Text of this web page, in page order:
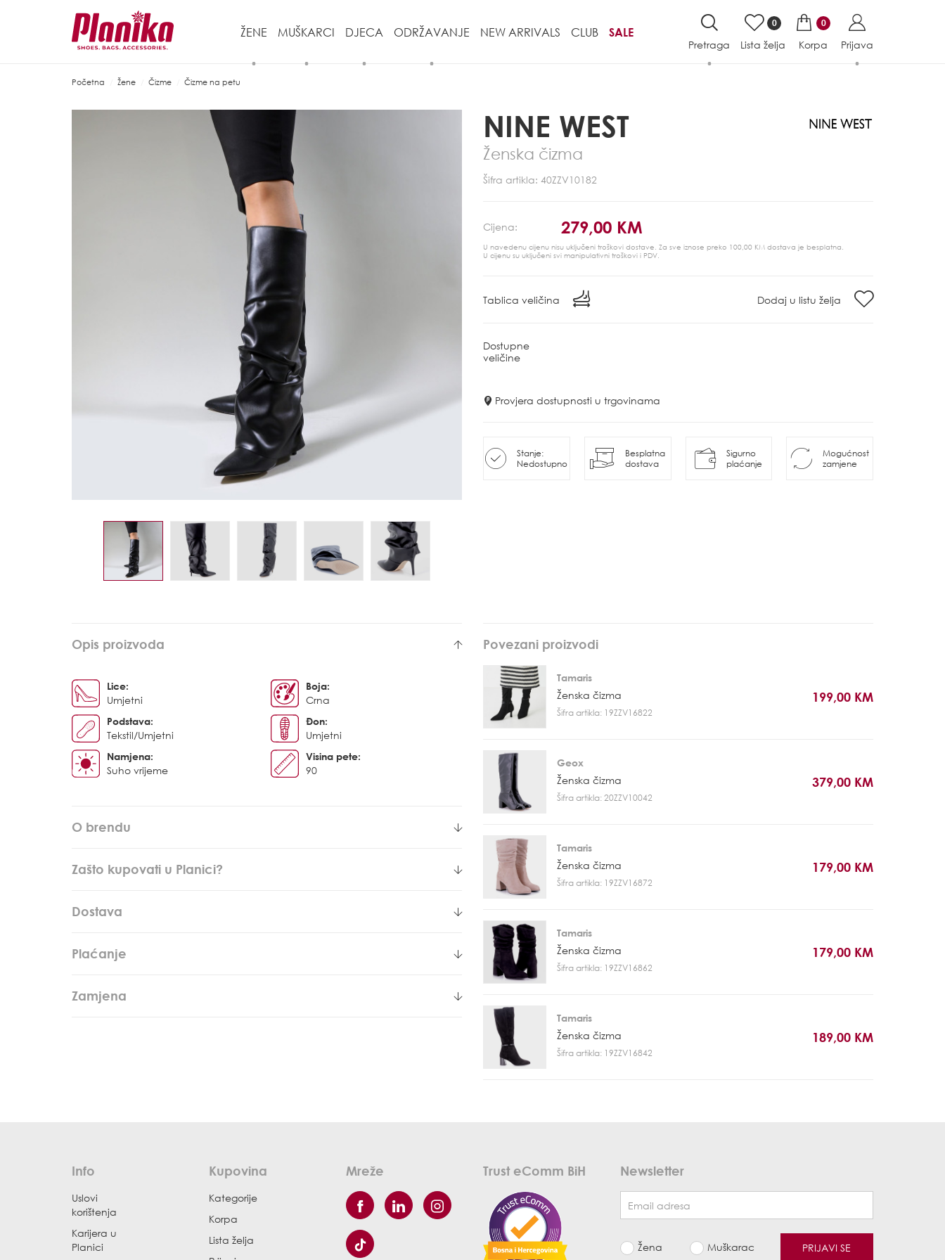
ŽENE MUŠKARCI DJECA ODRŽAVANJE NEW ARRIVALS CLUB SALE
Pretraga
0
Lista želja
0
Korpa Prijava
Početna Žene Čizme Čizme na petu
NINE WEST
Ženska čizma
Šifra artikla: 40ZZV10182
Cijena: 279,00 KM
U navedenu cijenu nisu uključeni troškovi dostave. Za sve iznose preko 100,00 KM dostava je besplatna.
U cijenu su uključeni svi manipulativni troškovi i PDV.
Tablica veličina Dodaj u listu želja
Dostupne
veličine
Provjera dostupnosti u trgovinama
Stanje:
Nedostupno
Besplatna
dostava
Sigurno
plaćanje
Mogućnost
zamjene
Opis proizvoda
Lice:
Umjetni
Boja:
Crna
Podstava:
Tekstil/Umjetni
Đon:
Umjetni
Namjena:
Suho vrijeme
Visina pete:
90
O brendu
Zašto kupovati u Planici?
Dostava
Plaćanje
Zamjena
Povezani proizvodi
Tamaris
Ženska čizma
Šifra artikla: 19ZZV16822
199,00 KM
Geox
Ženska čizma
Šifra artikla: 20ZZV10042
379,00 KM
Tamaris
Ženska čizma
Šifra artikla: 19ZZV16872
179,00 KM
Tamaris
Ženska čizma
Šifra artikla: 19ZZV16862
179,00 KM
Tamaris
Ženska čizma
Šifra artikla: 19ZZV16842
189,00 KM
Info
Uslovi
korištenja
Karijera u
Planici
Kupovina
Kategorije
Korpa
Lista želja
Mreže Trust eComm BiH Newsletter
Žena Muškarac PRIJAVI SE